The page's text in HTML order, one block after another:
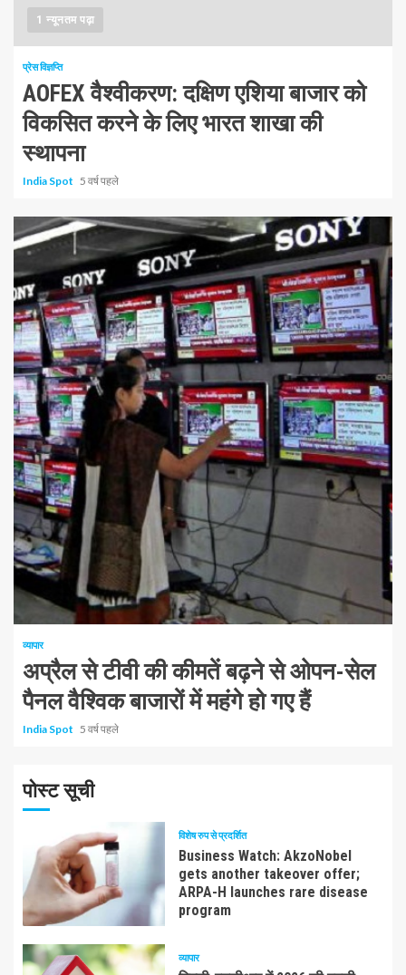
1 न्यूनतम पढ़ा
प्रेस विज्ञप्ति
AOFEX वैश्वीकरण: दक्षिण एशिया बाजार को
विकसित करने के लिए भारत शाखा की
स्थापना
India Spot 5 वर्ष पहले
1 न्यूनतम पढ़ा
व्यापार
अप्रैल से टीवी की कीमतें बढ़ने से ओपन-सेल
पैनल वैश्विक बाजारों में महंगे हो गए हैं
India Spot 5 वर्ष पहले
पोस्ट सूची
विशेष रुप से प्रदर्शित
Business Watch: AkzoNobel
gets another takeover offer;
ARPA-H launches rare disease
program
व्यापार